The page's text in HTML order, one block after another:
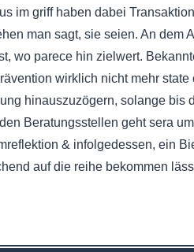
im griff haben dabei
man sagt, sie seien. An dem
wo parece hin zielwert.
wirklich nicht mehr
hinauszuzögern, solange bis
Beratungsstellen geht sera
& infolgedessen, ein
auf die reihe bekommen